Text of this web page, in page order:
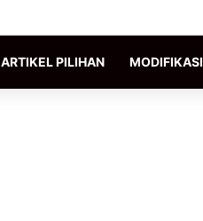
ARTIKEL PILIHAN MODIFIKASI